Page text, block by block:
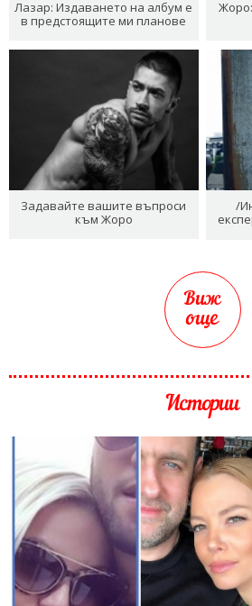
Лазар: Издаването на албум е
в предстоящите ми планове
Задавайте вашите въпроси
към Жоро
/
Виж
още
Истории